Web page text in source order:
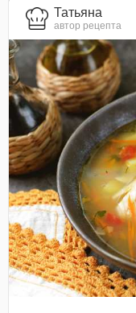
Татьяна
автор рецепта